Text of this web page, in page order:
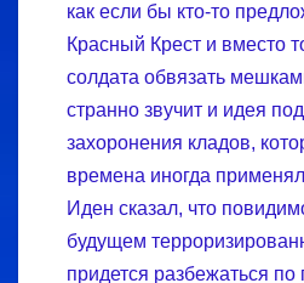
как если бы кто-то
Красный Крест и вместо
солдата обвязать
странно звучит и идея
захоронения кладов,
времена иногда
Иден сказал, что
будущем
придется разбежаться